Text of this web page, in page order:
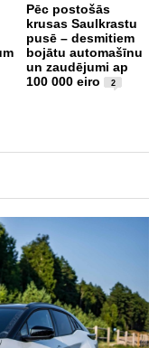
Pēc postošās
krusas Saulkrastu
pusē – desmitiem
bojātu automašīnu
un zaudējumi ap
100 000 eiro
2